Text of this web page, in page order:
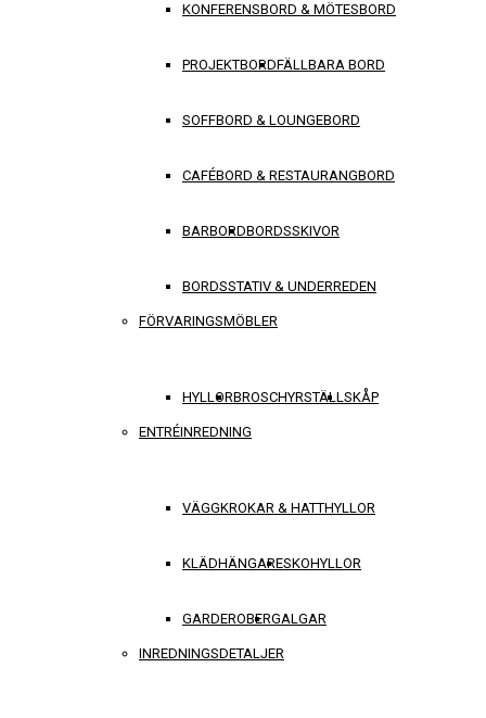
KONFERENSBORD & MÖTESBORD
PROJEKTBORDFÄLLBARA BORD
SOFFBORD & LOUNGEBORD
CAFÉBORD & RESTAURANGBORD
BARBORDBORDSSKIVOR
BORDSSTATIV & UNDERREDEN
FÖRVARINGSMÖBLER
HYLLORBROSCHYRSTÄLLSKÅP
ENTRÉINREDNING
VÄGGKROKAR & HATTHYLLOR
KLÄDHÄNGARESKOHYLLOR
GARDEROBERGALGAR
INREDNINGSDETALJER